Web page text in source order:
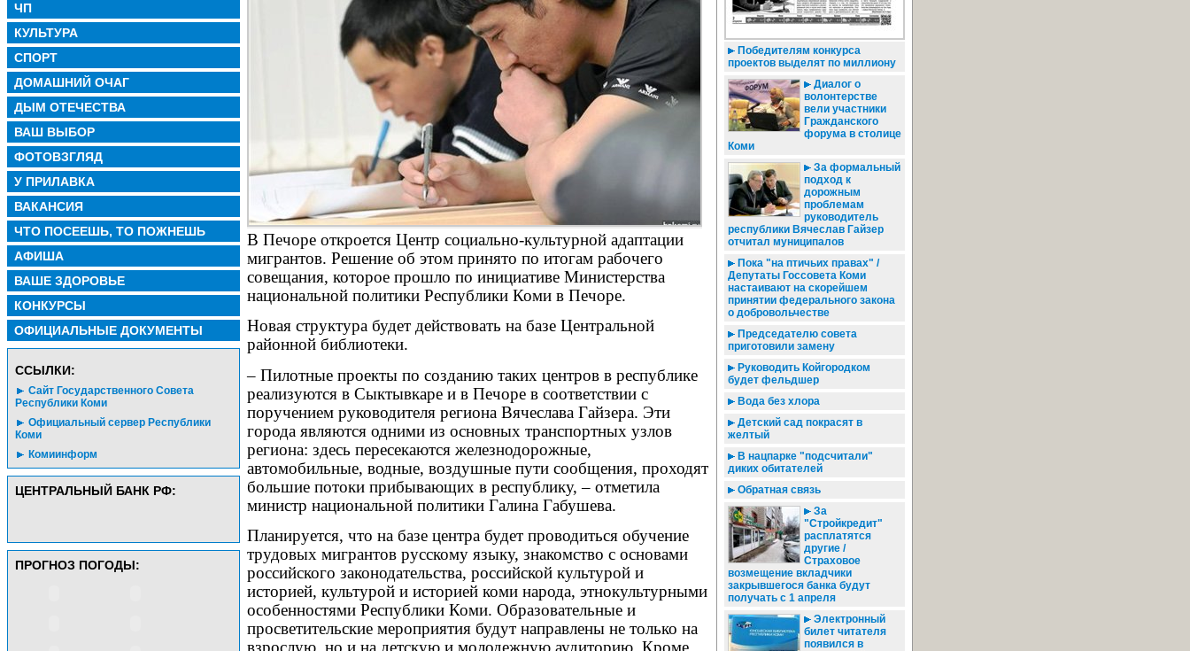
ЧП
КУЛЬТУРА
СПОРТ
ДОМАШНИЙ ОЧАГ
ДЫМ ОТЕЧЕСТВА
ВАШ ВЫБОР
ФОТОВЗГЛЯД
У ПРИЛАВКА
ВАКАНСИЯ
ЧТО ПОСЕЕШЬ, ТО ПОЖНЕШЬ
АФИША
ВАШЕ ЗДОРОВЬЕ
КОНКУРСЫ
ОФИЦИАЛЬНЫЕ ДОКУМЕНТЫ
CСЫЛКИ:
Сайт Государственного Совета
Республики Коми
Официальный сервер Республики
Коми
Комиинформ
ЦЕНТРАЛЬНЫЙ БАНК РФ:
ПРОГНОЗ ПОГОДЫ:
В Печоре откроется Центр социально-культурной адаптации
мигрантов. Решение об этом принято по итогам рабочего
совещания, которое прошло по инициативе Министерства
национальной политики Республики Коми в Печоре.
Новая структура будет действовать на базе Центральной
районной библиотеки.
– Пилотные проекты по созданию таких центров в республике
реализуются в Сыктывкаре и в Печоре в соответствии с
поручением руководителя региона Вячеслава Гайзера. Эти
города являются одними из основных транспортных узлов
региона: здесь пересекаются железнодорожные,
автомобильные, водные, воздушные пути сообщения, проходят
большие потоки прибывающих в республику, – отметила
министр национальной политики Галина Габушева.
Планируется, что на базе центра будет проводиться обучение
трудовых мигрантов русскому языку, знакомство с основами
российского законодательства, российской культурой и
историей, культурой и историей коми народа, этнокультурными
особенностями Республики Коми. Образовательные и
просветительские мероприятия будут направлены не только на
взрослую, но и на детскую и молодежную аудиторию. Кроме
Победителям конкурса
проектов выделят по миллиону
Диалог о
волонтерстве
вели участники
Гражданского
форума в столице
Коми
За формальный
подход к
дорожным
проблемам
руководитель
республики Вячеслав Гайзер
отчитал муниципалов
Пока "на птичьих правах" /
Депутаты Госсовета Коми
настаивают на скорейшем
принятии федерального закона
о добровольчестве
Председателю совета
приготовили замену
Руководить Койгородком
будет фельдшер
Вода без хлора
Детский сад покрасят в
желтый
В нацпарке "подсчитали"
диких обитателей
Обратная связь
За
"Стройкредит"
расплатятся
другие /
Страховое
возмещение вкладчики
закрывшегося банка будут
получать с 1 апреля
Электронный
билет читателя
появился в